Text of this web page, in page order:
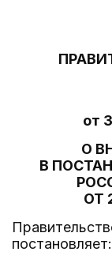
от
О
В
ОТ
постановляет: